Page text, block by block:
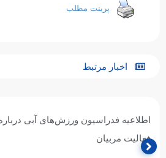
پرینت مطلب
اخبار مرتبط
اطلاعیه فدراسیون ورزش‌های آبی
فعالیت مربیان